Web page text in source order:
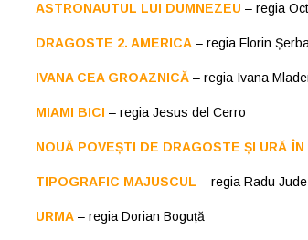
ASTRONAUTUL LUI DUMNEZEU – regia
DRAGOSTE 2. AMERICA – regia Florin
IVANA CEA GROAZNICĂ – regia Ivana
MIAMI BICI – regia Jesus del Cerro
NOUĂ POVEȘTI DE DRAGOSTE ȘI URĂ
TIPOGRAFIC MAJUSCUL – regia Radu Jude
URMA – regia Dorian Boguță